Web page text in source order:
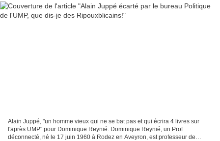
Alain Juppé, "un homme vieux qui ne se bat pas et qui écrira 4 livres sur
l'après UMP" pour Dominique Reynié. Dominique Reynié, un Prof
déconnecté, né le 17 juin 1960 à Rodez en Aveyron, est professeur de